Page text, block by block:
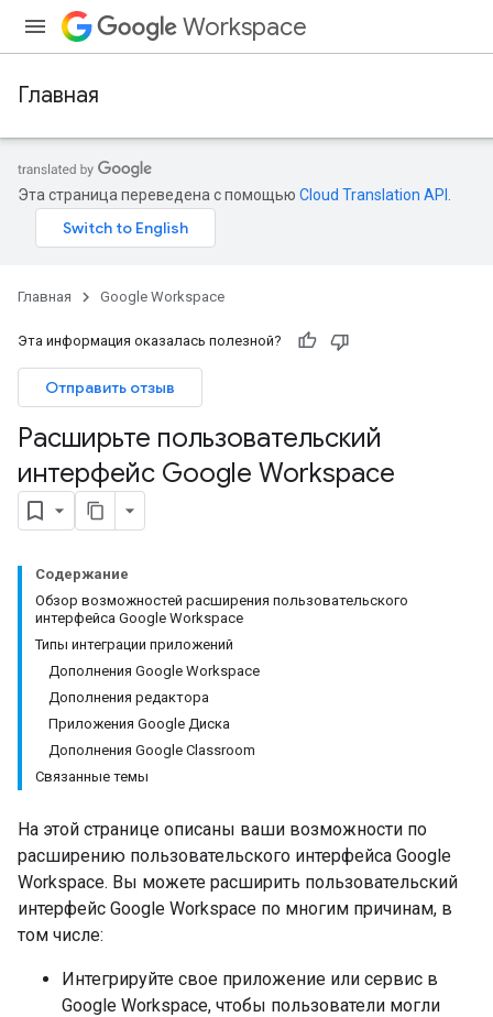
Workspace
Главная
Эта страница переведена с помощью Cloud Translation API
Главная Google Workspace
Эта информация оказалась полезной?
Отправить отзыв
Расширьте пользовательский
интерфейс Google Workspace
Содержание
Обзор возможностей расширения пользовательского
интерфейса Google Workspace
Типы интеграции приложений
Дополнения Google Workspace
Дополнения редактора
Приложения Google Диска
Дополнения Google Classroom
Связанные темы
На этой странице описаны ваши возможности по
расширению пользовательского интерфейса Google
Workspace. Вы можете расширить пользовательский
интерфейс Google Workspace по многим причинам, в
том числе:
Интегрируйте свое приложение или сервис в
Google Workspace, чтобы пользователи могли